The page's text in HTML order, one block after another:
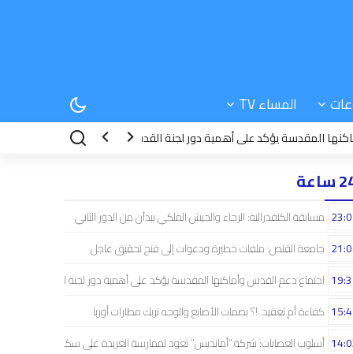
المساء TV
يؤكد على أهمية دور لجنة القدس 15:42 كفاءة أم تعقيد..!؟ بصمات
مسابقة الكنفدرالية: الرجاء والجيش الملكي يبدآن من الدور الثاني
جامعة القنص: ملفات خطيرة ودعوات إلى فتح تحقيق عاجل
اجتماع دعم القدس وأماكنها المقدسة يؤكد على أهمية دور لجنة القدس
كفاءة أم تعقيد..!؟ بصمات الأصابع والوجه تربك مطارات أوربا
أسلوب العصابات: شركة “أمانديس” تعود لممارسة العربدة على سكان الشمال..!